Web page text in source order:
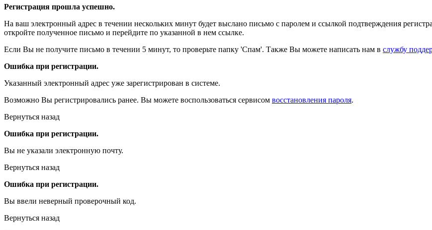
Регистрация прошла успешно.
На ваш электронный адрес в течении нескольких минут будет выслано письмо с паролем и ссылкой подтверждения
откройте полученное письмо и перейдите по указанной в нем ссылке.
Если Вы не получите письмо в течении 5 минут, то проверьте папку 'Спам'. Также Вы можете написать нам в службу
Ошибка при регистрации.
Указанный электронный адрес уже зарегистрирован в системе.
Возможно Вы регистрировались ранее. Вы можете воспользоваться сервисом восстановления пароля.
Вернуться назад
Ошибка при регистрации.
Вы не указали электронную почту.
Вернуться назад
Ошибка при регистрации.
Вы ввели неверный проверочный код.
Вернуться назад